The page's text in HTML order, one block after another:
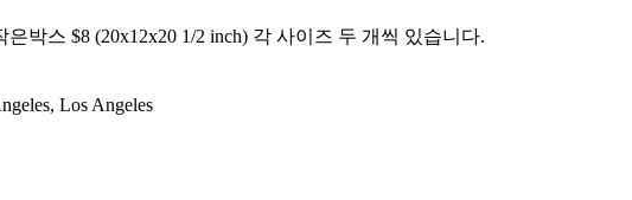
은박스 $8 (20x12x20 1/2 inch) 각 사이즈 두 개씩 있습니다.
Los Angeles